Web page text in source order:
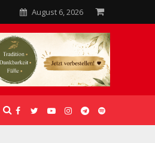
August 6, 2026